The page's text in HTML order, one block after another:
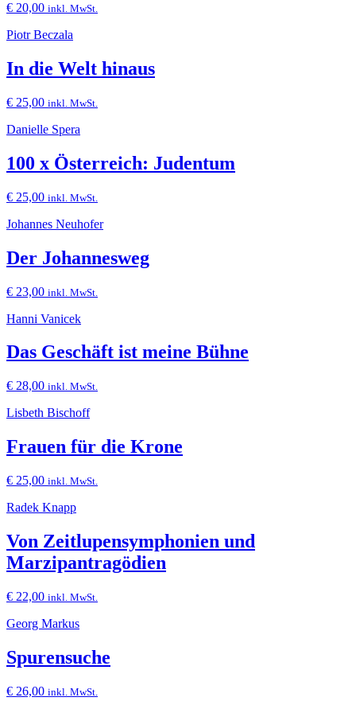
€ 20,00 inkl. MwSt.
Piotr Beczala
In die Welt hinaus
€ 25,00 inkl. MwSt.
Danielle Spera
100 x Österreich: Judentum
€ 25,00 inkl. MwSt.
Johannes Neuhofer
Der Johannesweg
€ 23,00 inkl. MwSt.
Hanni Vanicek
Das Geschäft ist meine Bühne
€ 28,00 inkl. MwSt.
Lisbeth Bischoff
Frauen für die Krone
€ 25,00 inkl. MwSt.
Radek Knapp
Von Zeitlupensymphonien und
Marzipantragödien
€ 22,00 inkl. MwSt.
Georg Markus
Spurensuche
€ 26,00 inkl. MwSt.